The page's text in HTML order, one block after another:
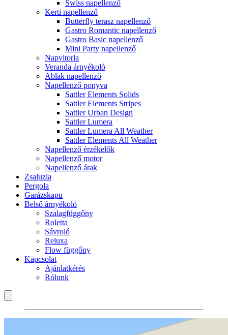
Swiss napellenző
Kerti napellenző
Butterfly terasz napellenző
Gastro Romantic napellenző
Gastro Basic napellenző
Mini Party napellenző
Napvitorla
Veranda árnyékoló
Ablak napellenző
Napellenző ponyva
Sattler Elements Solids
Sattler Elements Stripes
Sattler Urban Design
Sattler Lumera
Sattler Lumera All Weather
Sattler Elements All Weather
Napellenző érzékelők
Napellenző motor
Napellenző árak
Zsaluzia
Pergola
Garázskapu
Belső árnyékoló
Szalagfüggőny
Roletta
Sávroló
Reluxa
Flow függőny
Kapcsolat
Ajánlatkérés
Rólunk